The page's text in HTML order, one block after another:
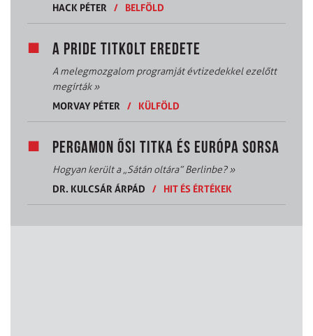
HACK PÉTER
/ BELFÖLD
A PRIDE TITKOLT EREDETE
A melegmozgalom programját évtizedekkel ezelőtt
megírták»
MORVAY PÉTER
/ KÜLFÖLD
PERGAMON ŐSI TITKA ÉS EURÓPA SORSA
Hogyan került a „Sátán oltára” Berlinbe?»
DR. KULCSÁR ÁRPÁD
/ HIT ÉS ÉRTÉKEK